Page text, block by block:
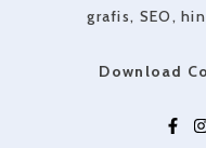
grafis, SEO,
Download